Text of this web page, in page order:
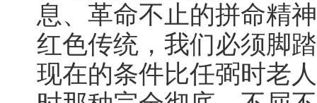
息、革命不止的拼命精
红色传统，我们必须脚
现在的条件比任弼时老